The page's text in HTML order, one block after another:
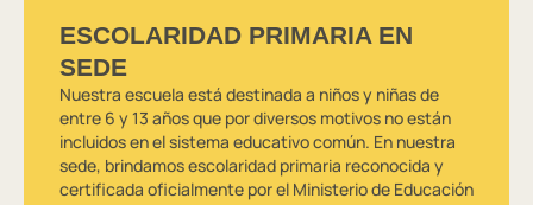
ESCOLARIDAD PRIMARIA EN
SEDE
Nuestra escuela está destinada a niños y niñas de
entre 6 y 13 años que por diversos motivos no están
incluidos en el sistema educativo común. En nuestra
sede, brindamos escolaridad primaria reconocida y
certificada oficialmente por el Ministerio de Educación